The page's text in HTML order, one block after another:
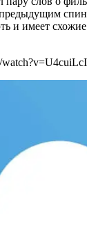
и имеет